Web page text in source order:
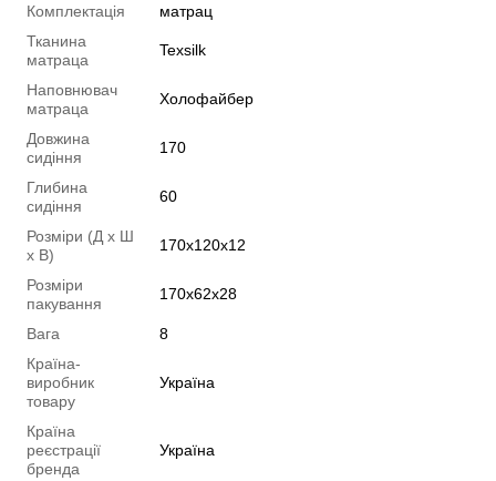
Комплектація
матрац
Тканина
матраца
Texsilk
Наповнювач
матраца
Холофайбер
Довжина
сидіння
170
Глибина
сидіння
60
Розміри (Д х Ш
х В)
170х120х12
Розміри
пакування
170х62х28
Вага
8
Країна-
виробник
товару
Україна
Країна
реєстрації
бренда
Україна